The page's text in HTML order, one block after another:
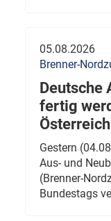
05.08.2026
Brenner-
Deutsche
fertig
Österreich
Gestern
Aus- und
(Brenner-
Bundestags